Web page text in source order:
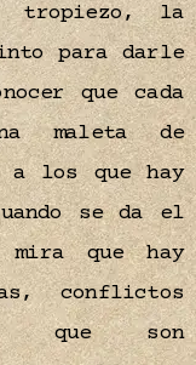
tropiezo, la
para darle
que cada
maleta de
a los que hay
se da el
que hay
conflictos
que son